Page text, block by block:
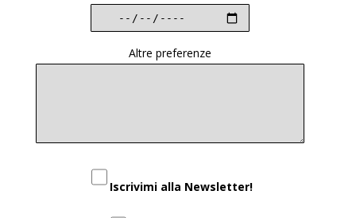
Altre preferenze
Iscrivimi alla Newsletter!